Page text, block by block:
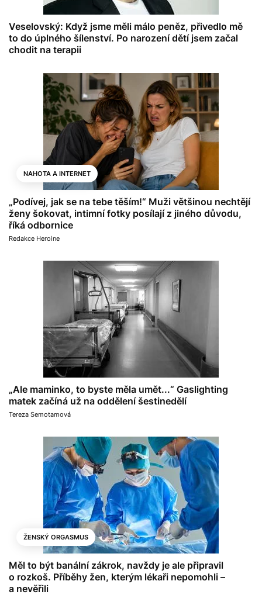
Veselovský: Když jsme měli málo peněz, přivedlo mě
to do úplného šílenství. Po narození dětí jsem začal
chodit na terapii
NAHOTA A INTERNET
„Podívej, jak se na tebe těším!“ Muži většinou nechtějí
ženy šokovat, intimní fotky posílají z jiného důvodu,
říká odbornice
Redakce Heroine
„Ale maminko, to byste měla umět...“ Gaslighting
matek začíná už na oddělení šestinedělí
Tereza Semotamová
ŽENSKÝ ORGASMUS
Měl to být banální zákrok, navždy je ale připravil
o rozkoš. Příběhy žen, kterým lékaři nepomohli –
a nevěřili